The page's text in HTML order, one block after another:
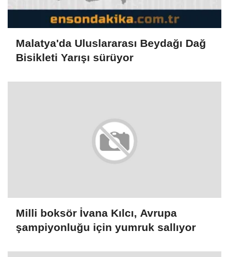
Malatya'da Uluslararası Beydağı Dağ
Bisikleti Yarışı sürüyor
Milli boksör İvana Kılcı, Avrupa
şampiyonluğu için yumruk sallıyor